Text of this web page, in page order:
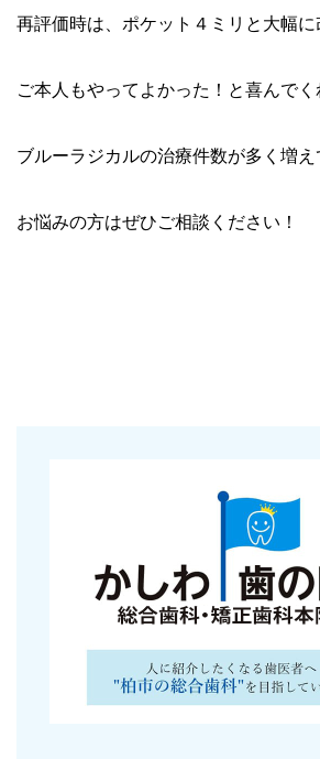
再評価時は、ポケット４ミリと大幅
ご本人もやってよかった！と喜んで
ブルーラジカルの治療件数が多く増
お悩みの方はぜひご相談ください！